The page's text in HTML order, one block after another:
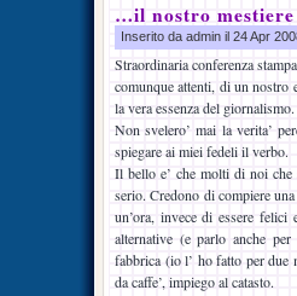
…il nostro mestiere
Inserito da admin il 24 Apr
Straordinaria conferenza
comunque attenti, di un nostro
la vera essenza del giornalismo.
Non svelero’ mai la verita’
spiegare ai miei fedeli il verbo.
Il bello e’ che molti di noi
serio. Credono di compiere
un’ora, invece di essere
alternative (e parlo anche
fabbrica (io l’ ho fatto per due
da caffe’, impiego al catasto.